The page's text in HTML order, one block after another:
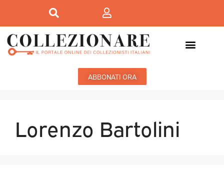
ABBONATI ORA
Lorenzo Bartolini